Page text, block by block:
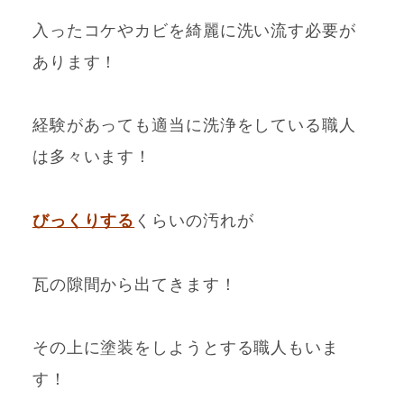
入ったコケやカビを綺麗に洗い流す必要が
あります！
経験があっても適当に洗浄をしている職人
は多々います！
びっくりする くらいの汚れが
瓦の隙間から 出てきます！
その上に塗装をしようとする職人もいま
す！